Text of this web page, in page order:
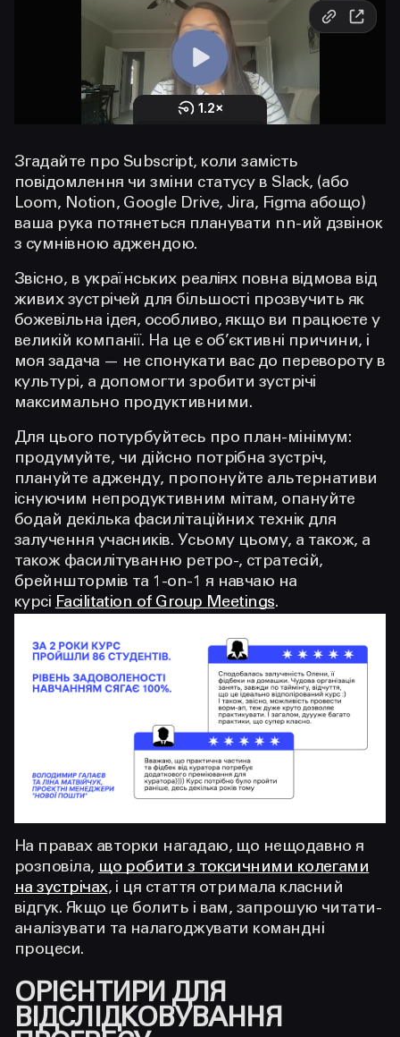
Згадайте про Subscript, коли замість
повідомлення чи зміни статусу в Slack, (або
Loom, Notion, Google Drive, Jira, Figma абощо)
ваша рука потянеться планувати nn-ий дзвінок
з сумнівною аджендою.
Звісно, в українських реаліях повна відмова від
живих зустрічей для більшості прозвучить як
божевільна ідея, особливо, якщо ви працюєте у
великій компанії. На це є об’єктивні причини, і
моя задача — не спонукати вас до перевороту в
культурі, а допомогти зробити зустрічі
максимально продуктивними.
Для цього потурбуйтесь про план-мінімум:
продумуйте, чи дійсно потрібна зустріч,
плануйте адженду, пропонуйте альтернативи
існуючим непродуктивним мітам, опануйте
бодай декілька фасилітаційних технік для
залучення учасників. Усьому цьому, а також, а
також фасилітуванню ретро-, стратесій,
брейнштормів та 1-on-1 я навчаю на
курсі Facilitation of Group Meetings.
На правах авторки нагадаю, що нещодавно я
розповіла, що робити з токсичними колегами
на зустрічах, і ця стаття отримала класний
відгук. Якщо це болить і вам, запрошую читати-
аналізувати та налагоджувати командні
процеси.
ОРІЄНТИРИ ДЛЯ
ВІДСЛІДКОВУВАННЯ